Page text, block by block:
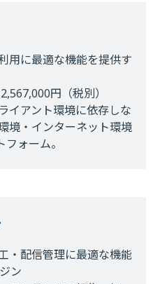
用に最適な機能を提供す
円（税別）
イアント環境に依存しな
境・インターネット環境
ォーム。
・配信管理に最適な機能
ン